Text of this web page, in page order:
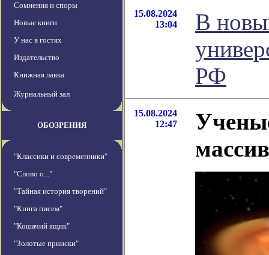
Сомнения и споры
Новые книги
У нас в гостях
Издательство
Книжная лавка
Журнальный зал
ОБОЗРЕНИЯ
"Классики и современники"
"Слово о..."
"Тайная история творений"
"Книга писем"
"Кошачий ящик"
"Золотые прииски"
15.08.2024
13:04
В
РФ
15.08.2024
12:47